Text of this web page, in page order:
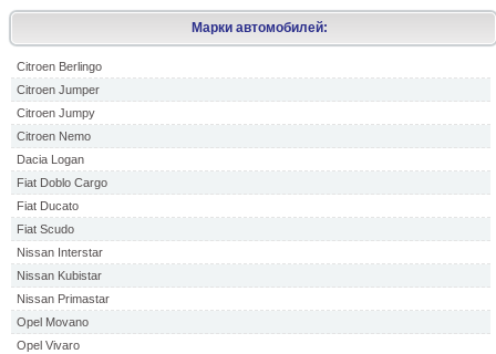
Марки автомобилей:
Citroen Berlingo
Citroen Jumper
Citroen Jumpy
Citroen Nemo
Dacia Logan
Fiat Doblo Cargo
Fiat Ducato
Fiat Scudo
Nissan Interstar
Nissan Kubistar
Nissan Primastar
Opel Movano
Opel Vivaro